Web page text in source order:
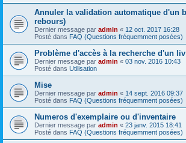
Annuler la validation automatique d'un
rebours)
Dernier message par admin « 12 oct. 2017 16:28
Posté dans FAQ (Questions fréquemment posées)
Problème d'accès à la recherche d'un
Dernier message par admin « 03 nov. 2016 10:43
Posté dans Utilisation
Mise
Dernier message par admin « 14 sept. 2016 09:37
Posté dans FAQ (Questions fréquemment posées)
Numeros d'exemplaire ou d'inventaire
Dernier message par admin « 23 janv. 2015 18:41
Posté dans FAQ (Questions fréquemment posées)